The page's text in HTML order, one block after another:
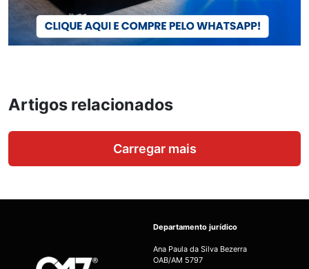
Artigos relacionados
Carregar mais
Departamento jurídico
Ana Paula da Silva Bezerra
OAB/AM 5797